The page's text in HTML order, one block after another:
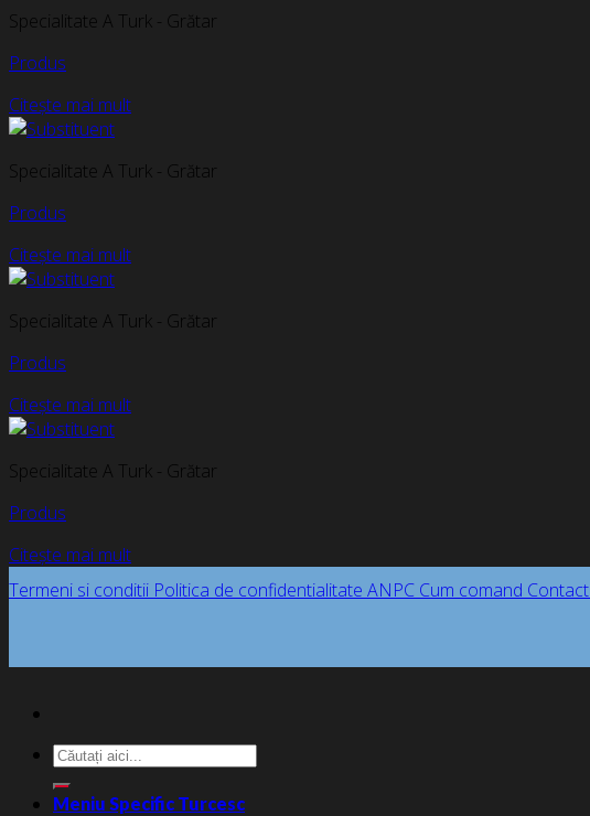
Specialitate A Turk - Grătar
Produs
Citește mai mult
Specialitate A Turk - Grătar
Produs
Citește mai mult
Specialitate A Turk - Grătar
Produs
Citește mai mult
Specialitate A Turk - Grătar
Produs
Citește mai mult
Termeni si conditii Politica de confidentialitate ANPC Cum comand Contact
Caută
după:
Meniu Specific Turcesc